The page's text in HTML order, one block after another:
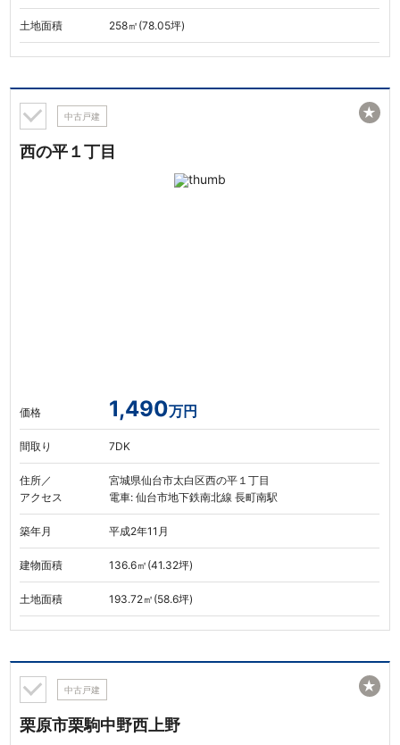
土地面積 258㎡(78.05坪)
中古戸建
西の平１丁目
価格 1,490万円
間取り 7DK
住所／
アクセス
宮城県仙台市太白区西の平１丁目
電車: 仙台市地下鉄南北線 長町南駅
築年月 平成2年11月
建物面積 136.6㎡(41.32坪)
土地面積 193.72㎡(58.6坪)
★
中古戸建
栗原市栗駒中野西上野
★